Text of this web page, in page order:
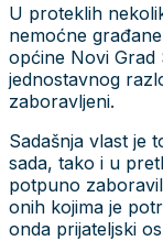
U proteklih
nemoćne
općine Novi Grad
jednostavnog
zaboravljeni.
Sadašnja vlast je
sada, tako i u
potpuno
onih kojima je
onda prijateljski